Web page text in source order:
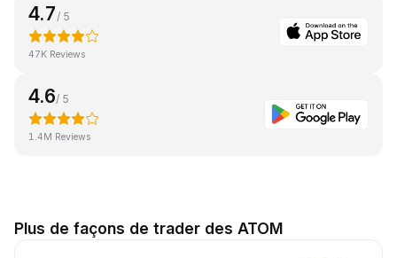
4.7 / 5
47K Reviews
4.6/ 5
1.4M Reviews
Plus de façons de trader des ATOM